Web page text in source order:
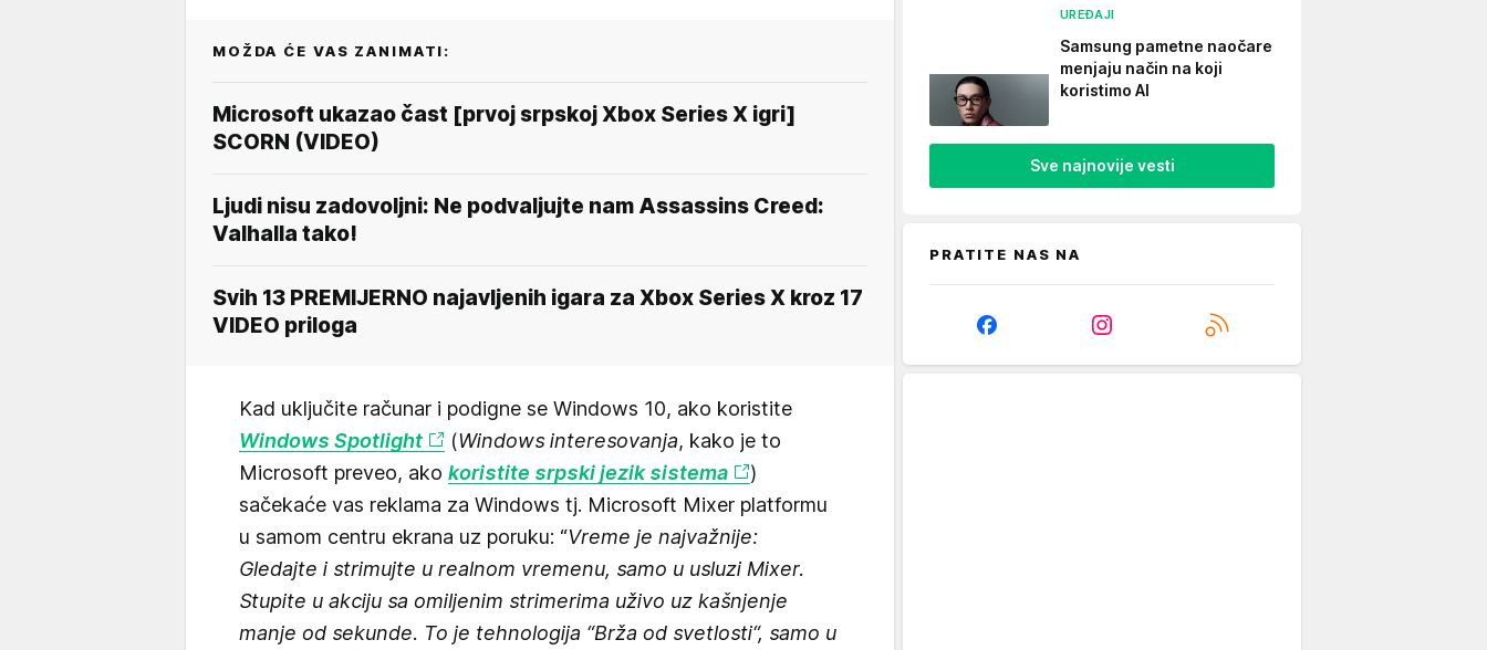
MOŽDA ĆE VAS ZANIMATI:
Microsoft ukazao čast [prvoj srpskoj Xbox Series X igri]
SCORN (VIDEO)
Ljudi nisu zadovoljni: Ne podvaljujte nam Assassins Creed:
Valhalla tako!
Svih 13 PREMIJERNO najavljenih igara za Xbox Series X kroz 17
VIDEO priloga
Kad uključite računar i podigne se Windows 10, ako koristite
Windows Spotlight
(Windows interesovanja, kako je to
Microsoft preveo, ako koristite srpski jezik sistema
)
sačekaće vas reklama za Windows tj. Microsoft Mixer platformu
u samom centru ekrana uz poruku: “Vreme je najvažnije:
Gledajte i strimujte u realnom vremenu, samo u usluzi Mixer.
Stupite u akciju sa omiljenim strimerima uživo uz kašnjenje
manje od sekunde. To je tehnologija “Brža od svetlosti“, samo u
UREĐAJI
Samsung pametne naočare
menjaju način na koji
koristimo AI
Sve najnovije vesti
PRATITE NAS NA